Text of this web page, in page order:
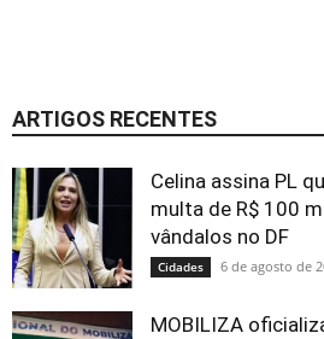
ARTIGOS RECENTES
Celina assina PL
multa de R$ 100
vândalos no DF
Cidades 6 de agosto de
MOBILIZA